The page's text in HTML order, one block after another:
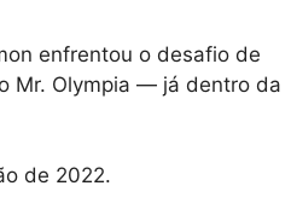
enfrentou o desafio de
Mr. Olympia — já dentro da
de 2022.